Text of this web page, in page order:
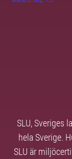
SLU, Sveriges
hela Sverige.
SLU är